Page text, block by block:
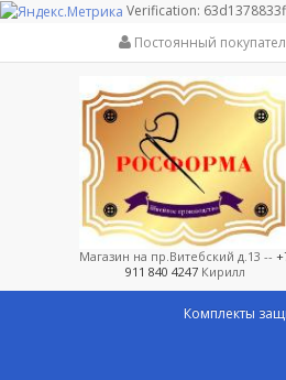
Verification:
Постоянный
Магазин на пр.Витебский д.13 --
911 840 4247Кирилл
Комплекты